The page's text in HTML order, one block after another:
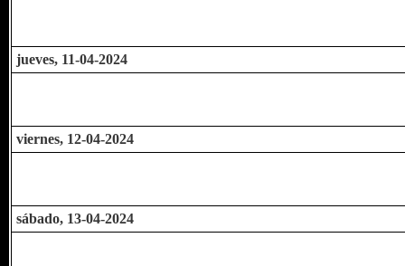
jueves, 11-04-2024
viernes, 12-04-2024
sábado, 13-04-2024